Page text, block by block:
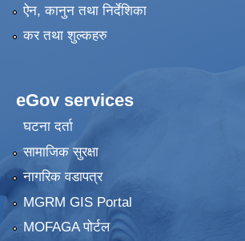
ऐन, कानुन तथा निर्देशिका
कर तथा शुल्कहरु
eGov services
घटना दर्ता
सामाजिक सुरक्षा
नागरिक वडापत्र
MGRM GIS Portal
MOFAGA पोर्टल